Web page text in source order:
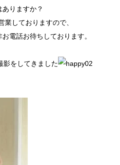
りますか？
業しておりますので、
電話お待ちしております。
影をしてきました